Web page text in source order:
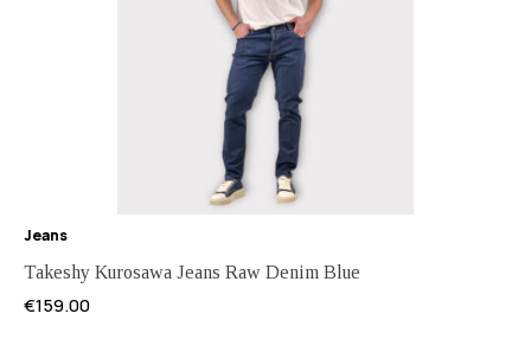
Jeans
Takeshy Kurosawa Jeans Raw Denim Blue
€159.00